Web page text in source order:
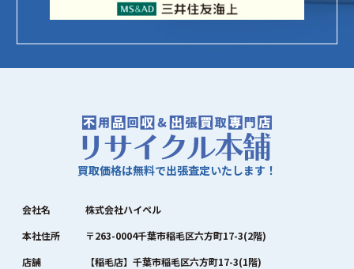
買取価格は無料で出張査定いたします！
会社名
株式会社ハイペル
本社住所
〒263-0004千葉市稲毛区六方町17-3(2階)
店舗
【稲毛店】千葉市稲毛区六方町17-3(1階)